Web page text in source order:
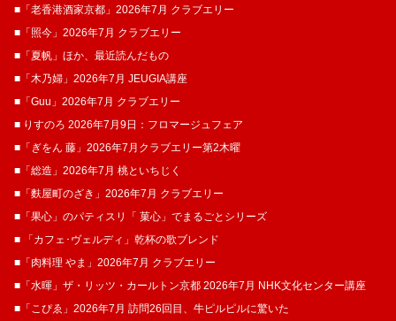
■「老香港酒家京都」2026年7月 クラブエリー
■「照今」2026年7月 クラブエリー
■「夏帆」ほか、最近読んだもの
■「木乃婦」2026年7月 JEUGIA講座
■「Guu」2026年7月 クラブエリー
■ りすのろ 2026年7月9日：フロマージュフェア
■「ぎをん 藤」2026年7月クラブエリー第2木曜
■「総造」2026年7月 桃といちじく
■「麩屋町のざき」2026年7月 クラブエリー
■「果心」のパティスリ「 菓​心」でまるごとシリーズ
■ 「カフェ･ヴェルディ」乾杯の歌ブレンド
■「肉料理 やま」2026年7月 クラブエリー
■「水暉」ザ・リッツ・カールトン京都 2026年7月 NHK文化センター講座
■「こぴゑ」2026年7月 訪問26回目、牛ピルピルに驚いた